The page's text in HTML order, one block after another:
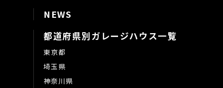
NEWS
都道府県別ガレージハウス一覧
東京都
埼玉県
神奈川県